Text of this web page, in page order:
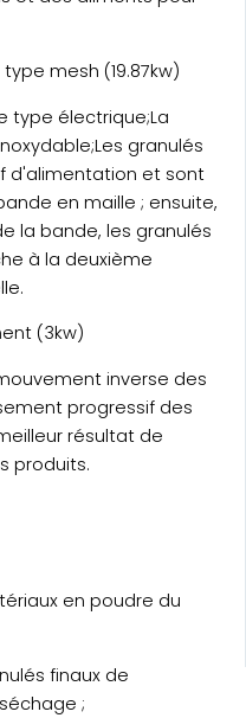
mesh (19.87kw)
type électrique;La
granulés
d'alimentation et sont
en maille ; ensuite,
la bande, les granulés
à la deuxième
(3kw)
inverse des
progressif des
résultat de
produits.
en poudre du
finaux de
;